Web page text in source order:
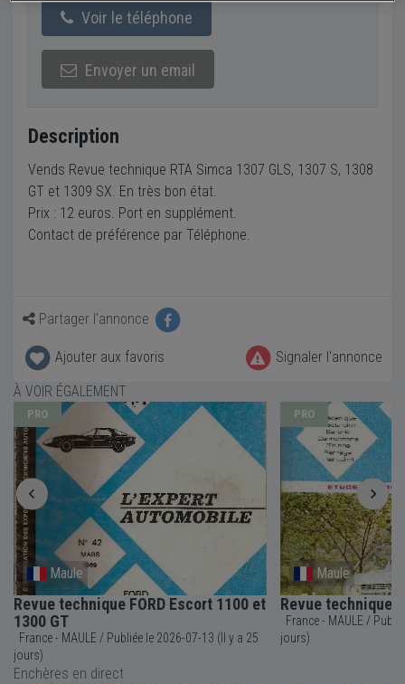
Voir le téléphone
Envoyer un email
Description
Vends Revue technique RTA Simca 1307 GLS, 1307 S, 1308
GT et 1309 SX. En très bon état.
Prix : 12 euros. Port en supplément.
Contact de préférence par Téléphone.
Partager l'annonce
Ajouter aux favoris
Signaler l'annonce
À VOIR ÉGALEMENT
PRO
Maule
Revue technique FORD Escort 1100 et
1300 GT
France - MAULE / Publiée le 2026-07-13 (Il y a 25
jours)
PRO
Maule
Revue technique
France - MAULE / Publiée le 2026-07-26 (Il y a 12
jours)
Enchères en direct